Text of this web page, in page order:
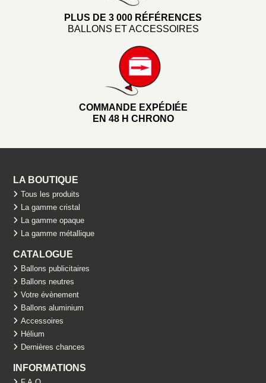
PLUS DE 3 000 RÉFÉRENCES
BALLONS ET ACCESSOIRES
COMMANDE EXPÉDIÉE
EN 48 H CHRONO
LA BOUTIQUE
Tous les produits
La gamme cristal
La gamme opaque
La gamme métallique
CATALOGUE
Ballons publicitaires
Ballons neutres
Votre évènement
Ballons aluminium
Accessoires
Hélium
Dernières chances
INFORMATIONS